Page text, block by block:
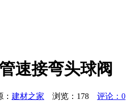
速接弯头球阀
建材之家 浏览： 178
评论：0